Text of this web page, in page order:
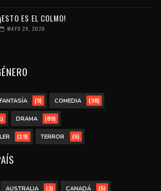
¡ESTO ES EL COLMO!
MAYO 29, 2020
(9) COMEDIA (38)
DRAMA (69)
(19) TERROR (5)
AUSTRALIA (3) CANADÁ (5)